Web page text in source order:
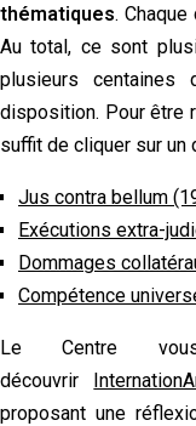
thématiques.
Au total, ce sont
plusieurs
disposition. Pour être
suffit de cliquer sur
Jus contra bellum
Exécutions extra-
Dommages
Compétence
Le Centre
découvrir
proposant une